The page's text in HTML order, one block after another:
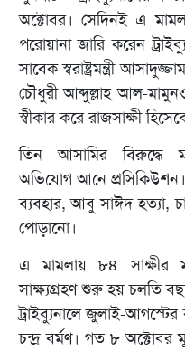
অক্টোবর। সেদিনই এ
পরোয়ানা জারি করেন
সাবেক স্বরাষ্ট্রমন্ত্রী
চৌধুরী আব্দুল্লাহ আল-
স্বীকার করে রাজসাক্ষী
তিন আসামির বিরুদ্ধে
অভিযোগ আনে প্রসিকিউশন।
ব্যবহার, আবু সাঈদ হত্যা,
পোড়ানো।
এ মামলায় ৮৪ সাক্ষীর
সাক্ষ্যগ্রহণ শুরু হয় চলতি
ট্রাইব্যুনালে জুলাই-
চন্দ্র বর্মণ। গত ৮